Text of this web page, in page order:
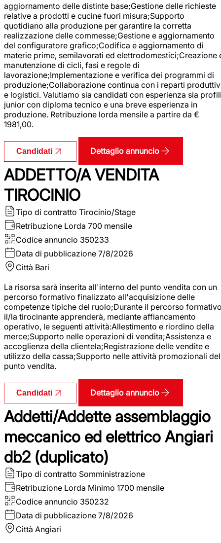
aggiornamento delle distinte base;Gestione delle richieste
relative a prodotti e cucine fuori misura;Supporto
quotidiano alla produzione per garantire la corretta
realizzazione delle commesse;Gestione e aggiornamento
del configuratore grafico;Codifica e aggiornamento di
materie prime, semilavorati ed elettrodomestici;Creazione
manutenzione di cicli, fasi e regole di
lavorazione;Implementazione e verifica dei programmi di
produzione;Collaborazione continua con i reparti
e logistici. Valutiamo sia candidati con esperienza sia
junior con diploma tecnico e una breve esperienza in
produzione. Retribuzione lorda mensile a partire da €
1981,00.
Candidati Dettaglio annuncio
ADDETTO/A VENDITA
TIROCINIO
Tipo di contratto Tirocinio/Stage
Retribuzione Lorda 700 mensile
Codice annuncio 350233
Data di pubblicazione 7/8/2026
Città Bari
La risorsa sarà inserita all'interno del punto vendita con un
percorso formativo finalizzato all'acquisizione delle
competenze tipiche del ruolo;Durante il percorso
il/la tirocinante apprenderà, mediante affiancamento
operativo, le seguenti attività:Allestimento e riordino della
merce;Supporto nelle operazioni di vendita;Assistenza e
accoglienza della clientela;Registrazione delle vendite e
utilizzo della cassa;Supporto nelle attività promozionali del
punto vendita.
Candidati Dettaglio annuncio
Addetti/Addette assemblaggio
meccanico ed elettrico Angiari
db2 (duplicato)
Tipo di contratto Somministrazione
Retribuzione Lorda Minimo 1700 mensile
Codice annuncio 350232
Data di pubblicazione 7/8/2026
Città Angiari